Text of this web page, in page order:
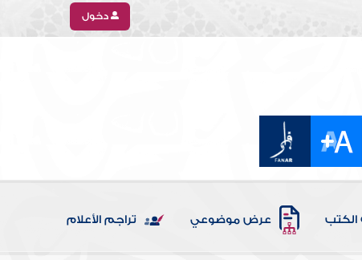
دخول
الكتب عرض موضوعي تراجم الأعلام